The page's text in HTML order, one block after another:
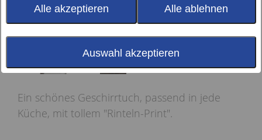
Alle akzeptieren Alle ablehnen
Auswahl akzeptieren
Ein schönes Geschirrtuch, passend in jede
Küche, mit tollem "Rinteln-Print".